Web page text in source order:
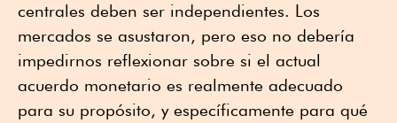
centrales deben ser independientes. Los
mercados se asustaron, pero eso no debería
impedirnos reflexionar sobre si el actual
acuerdo monetario es realmente adecuado
para su propósito, y específicamente para qué